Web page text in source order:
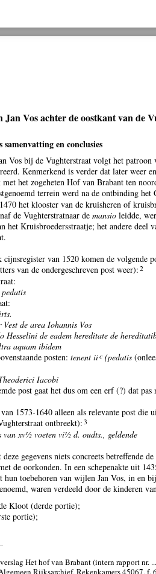
Jan Vos achter de oostkant van de
samenvatting en conclusies
Vos bij de Vughterstraat volgt het
Kenmerkend is verder dat later weer
het zogeheten Hof van Brabant ten
terrein werd na de ontbinding
het klooster van de kruisheren of
de Vughterstratnaar demansio leidde,
het Kruisbroedersstraatje; het andere deel
van 1520 komen de volgende
van de ondergeschreven post weer): 2
Vest de area Iohannis Vos
Hesselini de eadem hereditate de
aquam ibidem
posten:tenent iic(pedatis
Iacobi
post gaat het dus om een erf (?) dat
1573-1640 alleen als relevante post die
ontbreekt): 3
van xv½ voeten vi½ d. oudts., geldende
gegevens niets concreets betreffende
de oorkonden. In een schepenakte uit
hun toebehoren van wijlen Jan Vos, in en
waren verdeeld door de kinderen
Kloot (derde portie);
portie);
Het hof van Brabant (intern rapport nr.
Rijksarchief, Rekenkamers 45067, f.